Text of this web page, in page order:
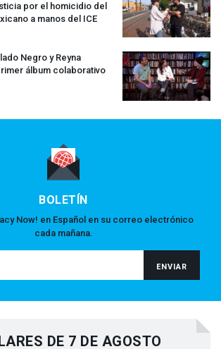
por el homicidio del
a manos del ICE
Negro y Reyna
álbum colaborativo
BOLETÍN
Now! en Español en su correo electrónico
cada mañana.
DE 7 DE AGOSTO